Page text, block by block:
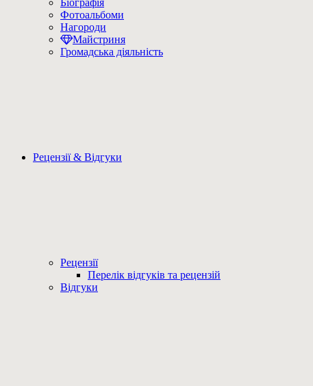
Біографія
Фотоальбоми
Нагороди
Майстриня
Громадська діяльність
Рецензії & Відгуки
Рецензії
Перелік відгуків та рецензій
Відгуки